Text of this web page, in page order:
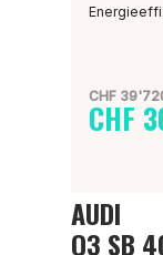
CHF
CHF
AUDI
Q3 SB